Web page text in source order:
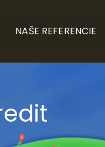
NAŠE REFERENCIE